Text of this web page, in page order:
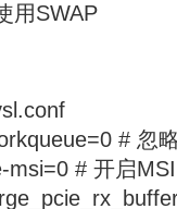
用SWAP
# 忽
msi=0 # 开启